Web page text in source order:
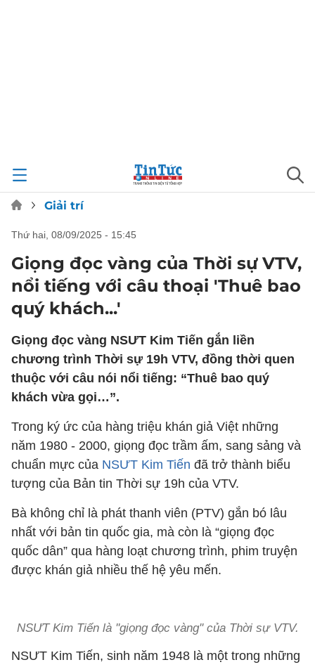
Giải trí
thứ hai, 08/09/2025 - 15:45
Giọng đọc vàng của Thời sự VTV,
nổi tiếng với câu thoại 'Thuê bao
quý khách...'
Giọng đọc vàng NSƯT Kim Tiến gắn liền
chương trình Thời sự 19h VTV, đồng thời quen
thuộc với câu nói nổi tiếng: “Thuê bao quý
khách vừa gọi…”.
Trong ký ức của hàng triệu khán giả Việt những
năm 1980 - 2000, giọng đọc trầm ấm, sang sảng và
chuẩn mực của NSƯT Kim Tiến đã trở thành biểu
tượng của Bản tin Thời sự 19h của VTV.
Bà không chỉ là phát thanh viên (PTV) gắn bó lâu
nhất với bản tin quốc gia, mà còn là “giọng đọc
quốc dân” qua hàng loạt chương trình, phim truyện
được khán giả nhiều thế hệ yêu mến.
NSƯT Kim Tiến là ''giọng đọc vàng'' của Thời sự VTV.
NSƯT Kim Tiến, sinh năm 1948 là một trong những